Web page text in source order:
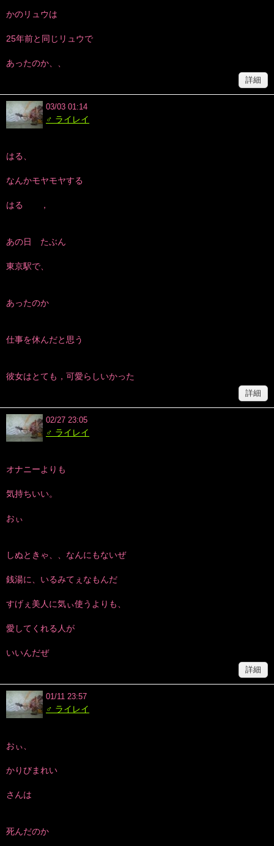
かのリュウは
25年前と同じリュウで
あったのか、、
詳細
03/03 01:14
♂ ライレイ
はる、
なんかモヤモヤする
はる ，
あの日 たぶん
東京駅で、
あったのか
仕事を休んだと思う
彼女はとても，可愛らしいかった
詳細
02/27 23:05
♂ ライレイ
オナニーよりも
気持ちいい。
おぃ
しぬときゃ、、なんにもないぜ
銭湯に、いるみてぇなもんだ
すげぇ美人に気ぃ使うよりも、
愛してくれる人が
いいんだぜ
詳細
01/11 23:57
♂ ライレイ
おぃ、
かりびまれい
さんは
死んだのか